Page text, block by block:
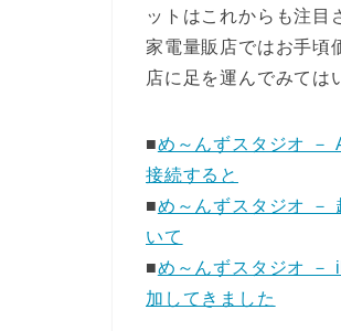
ットはこれからも注目
家電量販店ではお手頃
店に足を運んでみては
■め～んずスタジオ
接続すると
■め～んずスタジオ －
いて
■め～んずスタジオ －
加してきました